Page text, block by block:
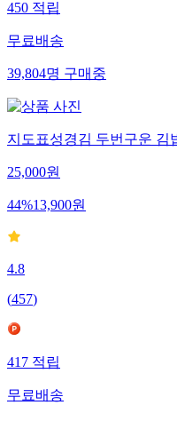
450적립
무료배송
39,804명구매중
지도표성경김 두번구운 김
25,000원
44%13,900원
4.8
(457)
417적립
무료배송